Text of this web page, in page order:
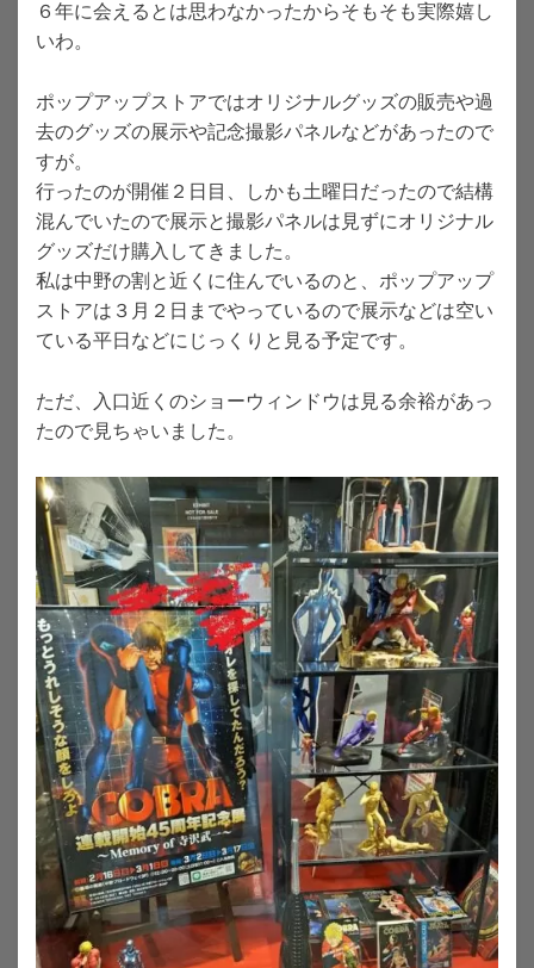
６年に会えるとは思わなかったからそもそも実際嬉し
いわ。
ポップアップストアではオリジナルグッズの販売や過
去のグッズの展示や記念撮影パネルなどがあったので
すが。
行ったのが開催２日目、しかも土曜日だったので結構
混んでいたので展示と撮影パネルは見ずにオリジナル
グッズだけ購入してきました。
私は中野の割と近くに住んでいるのと、ポップアップ
ストアは３月２日までやっているので展示などは空い
ている平日などにじっくりと見る予定です。
ただ、入口近くのショーウィンドウは見る余裕があっ
たので見ちゃいました。